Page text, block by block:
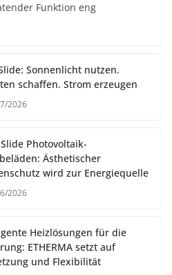
Funktion eng
Sonnenlicht nutzen.
schaffen. Strom erzeugen
2026
Photovoltaik-
Ästhetischer
wird zur Energiequelle
2026
Heizlösungen für die
ETHERMA setzt auf
und Flexibilität